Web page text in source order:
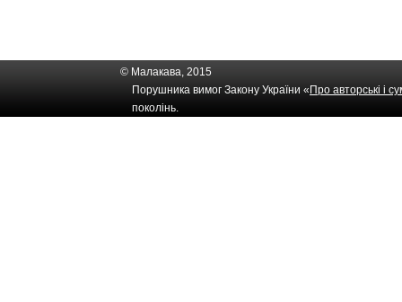
© Малакава, 2015
Порушника вимог Закону України « Про авторські і
поколінь.